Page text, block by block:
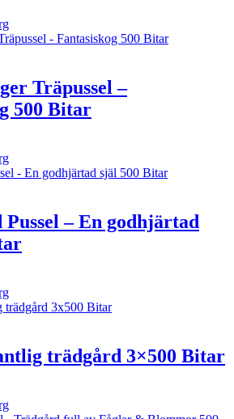
Träpussel –
500 Bitar
Pussel – En godhjärtad
trädgård 3×500 Bitar